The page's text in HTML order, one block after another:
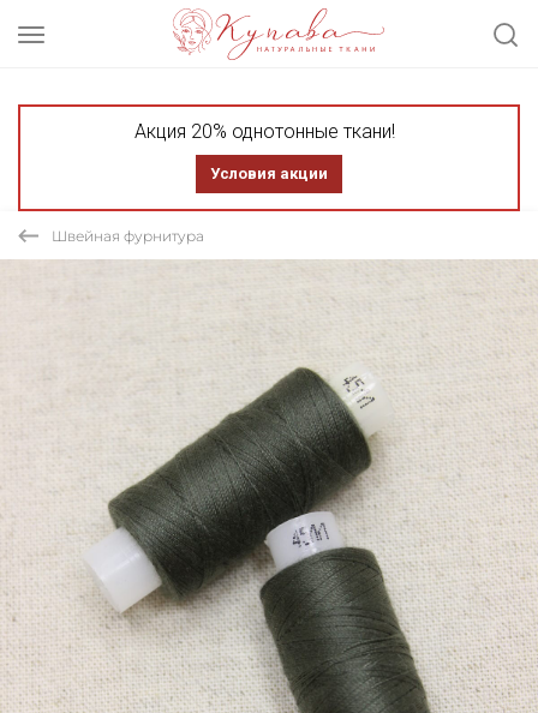
Акция 20% однотонные ткани!
Условия акции
Швейная фурнитура